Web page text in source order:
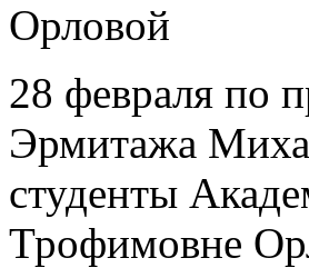
Орловой
28 февраля по
Эрмитажа
студенты
Трофимовне